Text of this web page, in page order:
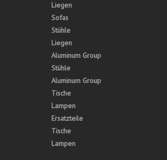
Liegen
Sofas
Stühle
Liegen
Aluminum Group
Stühle
Aluminum Group
Tische
Lampen
Ersatzteile
Tische
Lampen